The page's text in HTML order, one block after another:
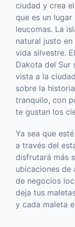
ciudad y crea
que es un
leucomas. La
natural justo
vida silvestre.
Dakota del Sur
vista a la
sobre la
tranquilo, con
te gustan los
Ya sea que
a través del
disfrutará más
ubicaciones de
de negocios
deja tus
y cada maleta